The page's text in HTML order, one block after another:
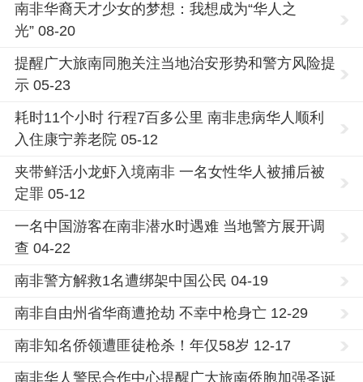
南非华裔天才少女的梦想：我想成为“华人之
光” 08-20
提醒广大旅南同胞关注当地治安形势和警方风险提
示 05-23
耗时11个小时 行程7百多公里 南非患病华人顺利
入住康宁养老院 05-12
夹带鲜活小龙虾入境南非 一名女性华人被捕后被
定罪 05-12
一名中国游客在南非潜水时遇难 当地警方展开调
查 04-22
南非警方解救1名遭绑架中国公民 04-19
南非自由州省华商遭抢劫 不幸中枪身亡 12-29
南非知名侨领遭匪徒枪杀！年仅58岁 12-17
南非华人警民合作中心提醒广大旅南侨胞加强圣诞